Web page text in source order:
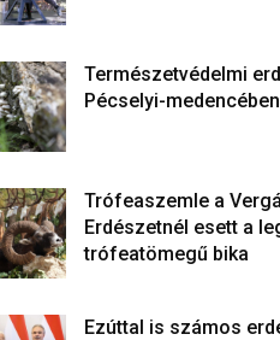
Természetvédelmi
Pécselyi-medencében
Trófeaszemle a
Erdészetnél esett a
trófeatömegű bika
Ezúttal is számos